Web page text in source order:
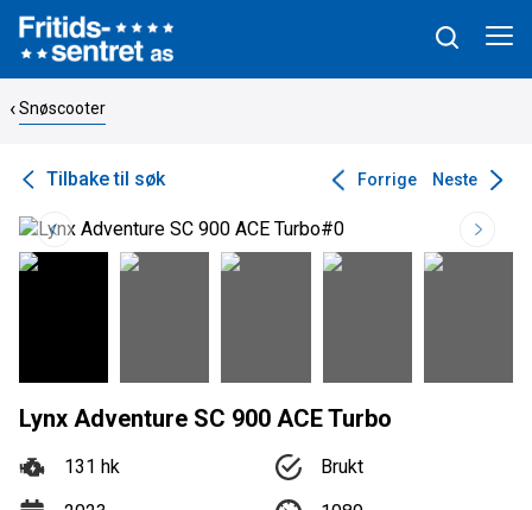
Snøscooter
Tilbake til søk Forrige Neste
Lynx Adventure SC 900 ACE Turbo
131 hk
Brukt